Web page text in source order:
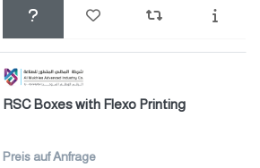
RSC Boxes with Flexo Printing
Preis auf Anfrage